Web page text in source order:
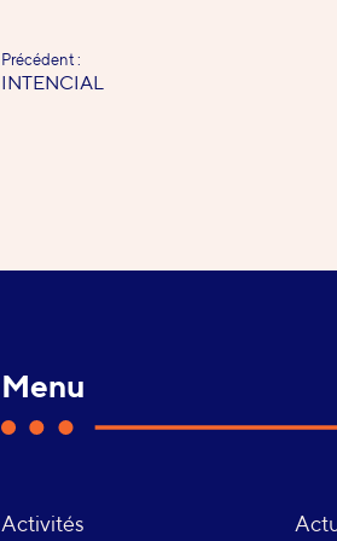
Précédent :
INTENCIAL
-
Menu
Activités